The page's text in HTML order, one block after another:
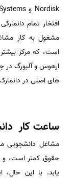
افتخار تمام
مشغول به کار
است، که مرکز
ارهوس و آلبورگ در
های اصلی در
ساعت کار
مشاغل دانشجویی
حقوق کمتر است، و
یابد. با این